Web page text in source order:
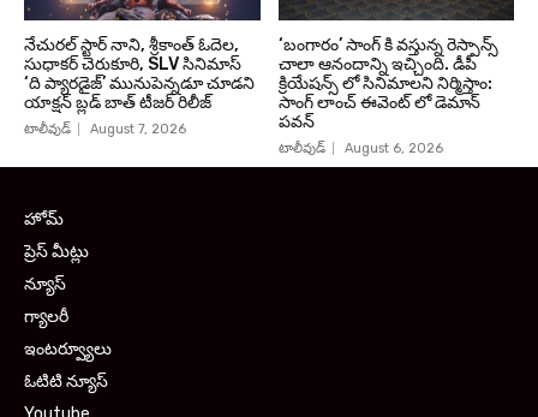
నేచురల్ స్టార్ నాని, శ్రీకాంత్ ఓదెల,
సుధాకర్ చెరుకూరి, SLV సినిమాస్
‘ది ప్యారడైజ్’ మునుపెన్నడూ చూడని
యాక్షన్ బ్లడ్ బాత్ టీజర్ రిలీజ్
టాలీవుడ్ August 7, 2026
‘బంగారం’ సాంగ్ కి వస్తున్న రెస్పాన్స్
చాలా ఆనందాన్ని ఇచ్చింది. డీపీ
క్రియేషన్స్ లో సినిమాలని నిర్మిస్తాం:
సాంగ్ లాంచ్ ఈవెంట్ లో డెమాన్
పవన్
టాలీవుడ్ August 6, 2026
హోమ్
ప్రెస్ మీట్లు
న్యూస్
గ్యాలరీ
ఇంటర్వ్యూలు
ఓటిటి న్యూస్